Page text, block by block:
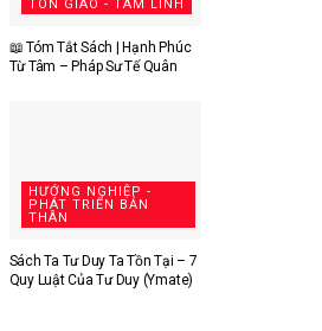
TÔN GIÁO - TÂM LINH
📖 Tóm Tắt Sách | Hạnh Phúc
Từ Tâm – Pháp Sư Tế Quân
HƯỚNG NGHIỆP -
PHÁT TRIỂN BẢN
THÂN
Sách Ta Tư Duy Ta Tồn Tại – 7
Quy Luật Của Tư Duy (Ymate)